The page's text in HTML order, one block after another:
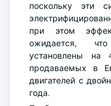
поскольку эти
при этом
ожидается,
установлены на
продаваемых в
двигателей с
года.